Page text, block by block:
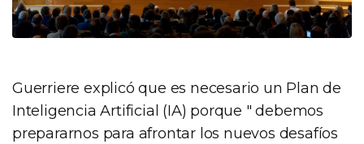
Guerriere explicó que es necesario un Plan de
Inteligencia Artificial (IA) porque " debemos
prepararnos para afrontar los nuevos desafíos